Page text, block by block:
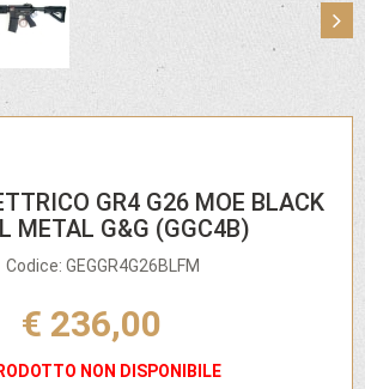
GR4 G26 MOE BLACK
METAL G&G (GGC4B)
Codice: GEGGR4G26BLFM
€ 236,00
NON DISPONIBILE